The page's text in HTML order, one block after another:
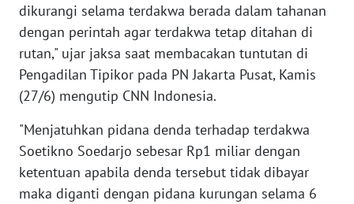
dikurangi selama terdakwa berada dalam tahanan
dengan perintah agar terdakwa tetap ditahan di
rutan," ujar jaksa saat membacakan tuntutan di
Pengadilan Tipikor pada PN Jakarta Pusat, Kamis
(27/6) mengutip CNN Indonesia.
"Menjatuhkan pidana denda terhadap terdakwa
Soetikno Soedarjo sebesar Rp1 miliar dengan
ketentuan apabila denda tersebut tidak dibayar
maka diganti dengan pidana kurungan selama 6
Wahana
Regional
WN
WN
JAKARTA